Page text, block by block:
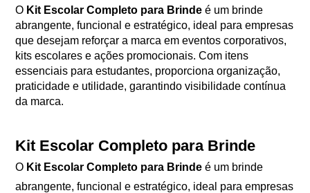
O Kit Escolar Completo para Brinde é um brinde
abrangente, funcional e estratégico, ideal para empresas
que desejam reforçar a marca em eventos corporativos,
kits escolares e ações promocionais. Com itens
essenciais para estudantes, proporciona organização,
praticidade e utilidade, garantindo visibilidade contínua
da marca.
Kit Escolar Completo para Brinde
O Kit Escolar Completo para Brinde é um brinde
abrangente, funcional e estratégico, ideal para empresas